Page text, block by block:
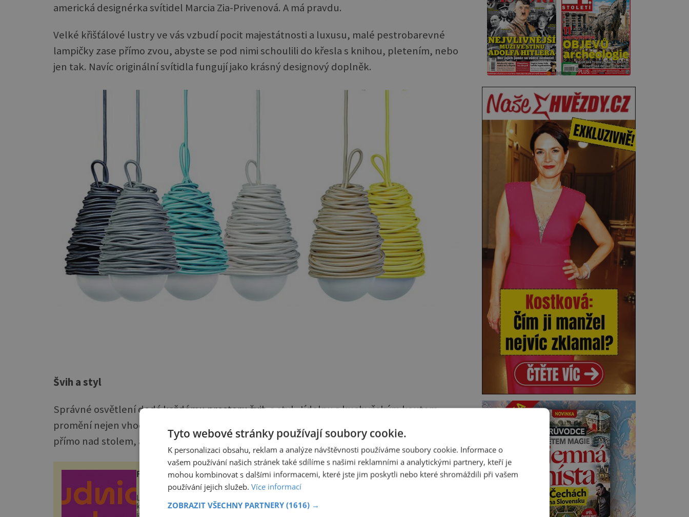
americká designérka svítidel Marcia Zia-Privenová. A má pravdu.
Velké křišťálové lustry ve vás vzbudí pocit majestátnosti a luxusu, malé pestrobarevné
lampičky zase přímo zvou, abyste se pod nimi schoulili do křesla s knihou, pletením, nebo
jen tak. Navíc originální svítidla fungují jako krásný designový doplněk.
Švih a styl
Správné osvětlení dodá každému prostoru švih a styl. Jídelnu s kuchyňským koutem
promění nejen vhodně zvolené stropní osvětlení, např. několik visících lamp, zavěšených
přímo nad stolem, ale i speciálně osvětlená pracovní plocha.
ROUDNICKÉ VINOBRANÍ
Letos poprvé podle nového
konceptu – přímo v historickém
jádru města a pro všechny zcela
Skvělý losos v těstíčku
Tyto webové stránky používají soubory cookie.
K personalizaci obsahu, reklam a analýze návštěvnosti používáme soubory cookie. Informace o
vašem používání našich stránek také sdílíme s našimi reklamními a analytickými partnery, kteří je
mohou kombinovat s dalšími informacemi, které jste jim poskytli nebo které shromáždili při vašem
používání jejich služeb. Více informací
ZOBRAZIT VŠECHNY PARTNERY (1616) →